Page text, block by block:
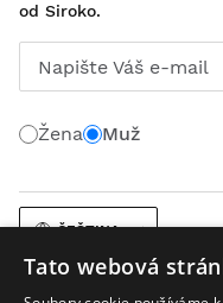
od Siroko.
Napište Váš e-mail
Žena Muž
ČEŠTINA
Tato webová